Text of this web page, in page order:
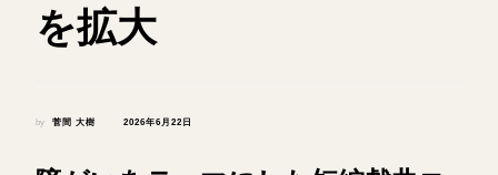
を拡大
by 菅間 大樹 2026年6月22日